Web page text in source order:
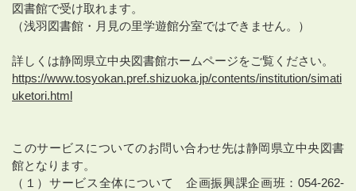
図書館で受け取れます。
（浅羽図書館・月見の里学遊館分室ではできません。）
詳しくは静岡県立中央図書館ホームページをご覧ください。
https://www.tosyokan.pref.shizuoka.jp/contents/institution/simati
uketori.html
このサービスについてのお問い合わせ先は静岡県立中央図書
館となります。
（１）サービス全体について 企画振興課企画班：054-262-